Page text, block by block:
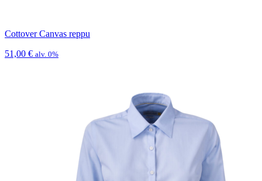
Cottover Canvas reppu
51,00 € alv. 0%